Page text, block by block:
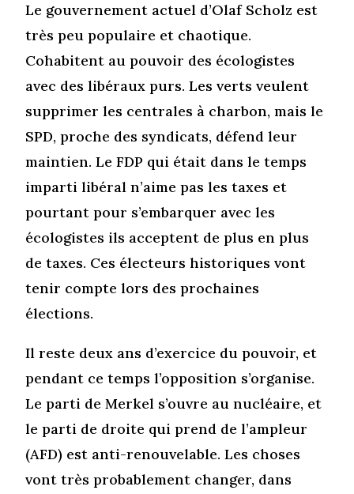
Le gouvernement actuel d’Olaf Scholz est
très peu populaire et chaotique.
Cohabitent au pouvoir des écologistes
avec des libéraux purs. Les verts veulent
supprimer les centrales à charbon, mais le
SPD, proche des syndicats, défend leur
maintien. Le FDP qui était dans le temps
imparti libéral n’aime pas les taxes et
pourtant pour s’embarquer avec les
écologistes ils acceptent de plus en plus
de taxes. Ces électeurs historiques vont
tenir compte lors des prochaines
élections.
Il reste deux ans d’exercice du pouvoir, et
pendant ce temps l’opposition s’organise.
Le parti de Merkel s’ouvre au nucléaire, et
le parti de droite qui prend de l’ampleur
(AFD) est anti-renouvelable. Les choses
vont très probablement changer, dans